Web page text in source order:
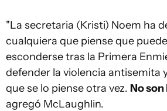
"La secretaria (Kristi) Noem ha
cualquiera que piense que
esconderse tras la Primera
defender la violencia antisemita
que se lo piense otra vez. No
agregó McLaughlin.